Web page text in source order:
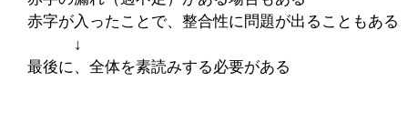
赤字が入ったことで、整合性に問題が出ることもある
↓
最後に、全体を素読みする必要がある